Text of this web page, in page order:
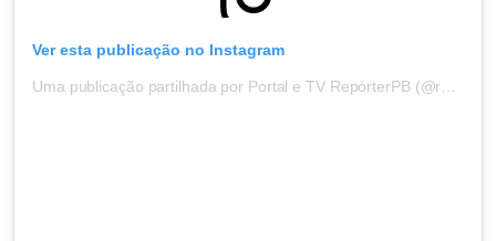
Ver esta publicação no Instagram